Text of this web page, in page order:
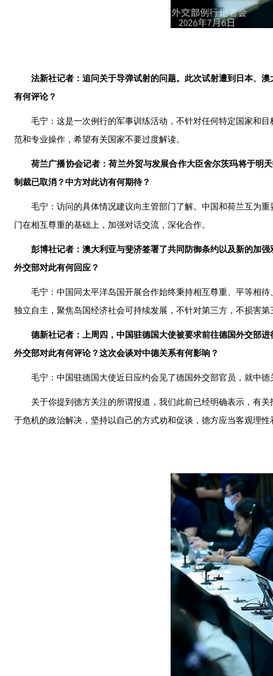
法新社记者：追问关于导弹试射的问题。此次试射遭到日本、
有何评论？
毛宁：这是一次例行的军事训练活动，不针对任何特定国家和
范和专业操作，希望有关国家不要过度解读。
荷兰广播协会记者：荷兰外贸与发展合作大臣舍尔茨玛将于明
制裁已取消？中方对此访有何期待？
毛宁：访问的具体情况建议向主管部门了解。中国和荷兰互为
门在相互尊重的基础上，加强对话交流，深化合作。
彭博社记者：澳大利亚与斐济签署了共同防御条约以及新的加
外交部对此有何回应？
毛宁：中国同太平洋岛国开展合作始终秉持相互尊重、平等相
独立自主，聚焦岛国经济社会可持续发展，不针对第三方，不损害第
德新社记者：上周四，中国驻德国大使被要求前往德国外交部
外交部对此有何评论？这次会谈对中德关系有何影响？
毛宁：中国驻德国大使近日应约会见了德国外交部官员，就中
关于你提到德方关注的所谓报道，我们此前已经明确表示，有
于危机的政治解决，坚持以自己的方式劝和促谈，德方应当客观理